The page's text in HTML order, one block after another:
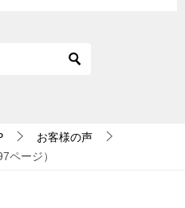
お客様の声
ページ）